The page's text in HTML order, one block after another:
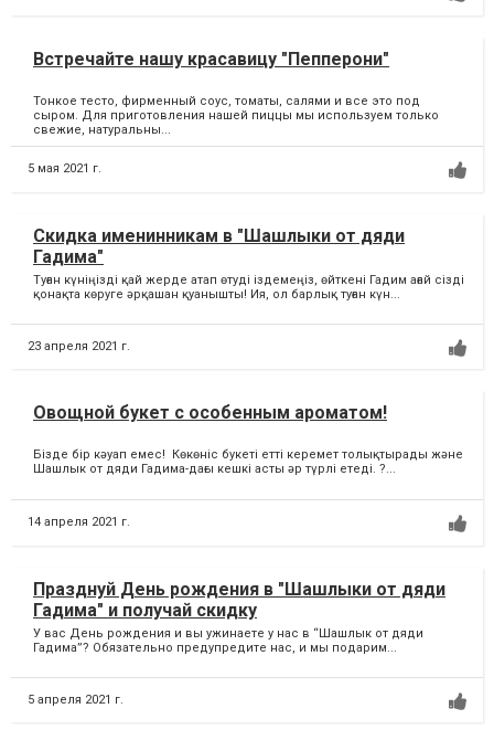
Встречайте нашу красавицу "Пепперони"
Тонкое тесто, фирменный соус, томаты, салями и все это под
сыром. Для приготовления нашей пиццы мы используем только
свежие, натуральны...
5 мая 2021 г.
Скидка именинникам в "Шашлыки от дяди
Гадима"
Туған күніңізді қай жерде атап өтуді іздемеңіз, өйткені Гадим ағай сізді
қонақта көруге әрқашан қуанышты! Ия, ол барлық туған күн...
23 апреля 2021 г.
Овощной букет с особенным ароматом!
Бізде бір кәуап емес! Көкөніс букеті етті керемет толықтырады және
Шашлык от дяди Гадима-дағы кешкі асты әр түрлі етеді. ?...
14 апреля 2021 г.
Празднуй День рождения в "Шашлыки от дяди
Гадима" и получай скидку
У вас День рождения и вы ужинаете у нас в “Шашлык от дяди
Гадима”? Обязательно предупредите нас, и мы подарим...
5 апреля 2021 г.